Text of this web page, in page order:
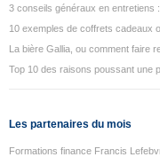
3 conseils généraux en entretiens
10 exemples de coffrets cadeaux
La bière Gallia, ou comment faire
Top 10 des raisons poussant une
Les partenaires du mois
Formations finance Francis